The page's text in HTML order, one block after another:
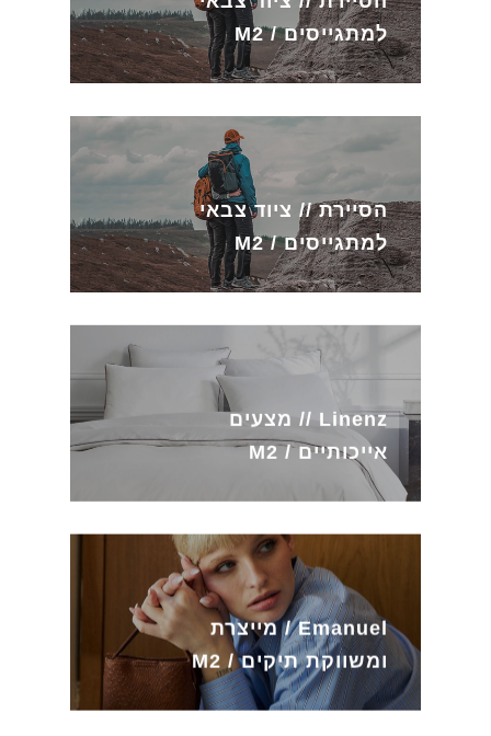
למתגייסים / M2
הסיירת // ציוד צבאי
למתגייסים / M2
Linenz // מצעים
אייכותיים / M2
Emanuel / מייצרת
ומשווקת תיקים / M2